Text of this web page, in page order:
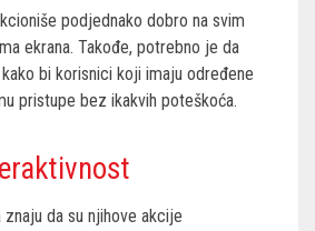
podjednako dobro na svim
ekrana. Takođe, potrebno je da
bi korisnici koji imaju određene
pristupe bez ikakvih poteškoća.
znaju da su njihove akcije